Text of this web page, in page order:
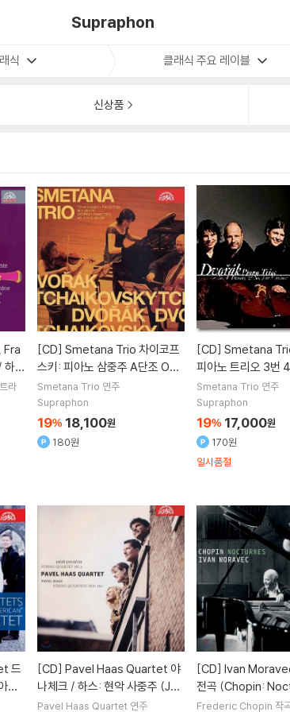
Supraphon
식 클래식 주요 레이블
신상품
이
라
[CD]
스키: 피아노 삼중주 A단조 Op.
50 / 드보르작: 피아노 삼중주 2
번 G단조 (Tchaikovsky: Pian
o Trio in A Minor Op.50 / Dv
orak: Piano Trio No.2 In G Mi
Smetana Trio 연주
Supraphon
19% 18,100원
180원
[CD]
피아노 트리오 3번
(Dvorak : Piano
No.4 'Dumky') 스
오
Smetana Trio 연주
Supraphon
19% 17,000원
170원
일시품절
메
Qu
[CD]
나체크 / 하스: 현악 사중주 (Jan
acek / Haas: String Quartet
Pavel Haas Quartet 연주
[CD]
전곡 (Chopin:
s. 1-19) 이반 모라
Frederic Chopin 작